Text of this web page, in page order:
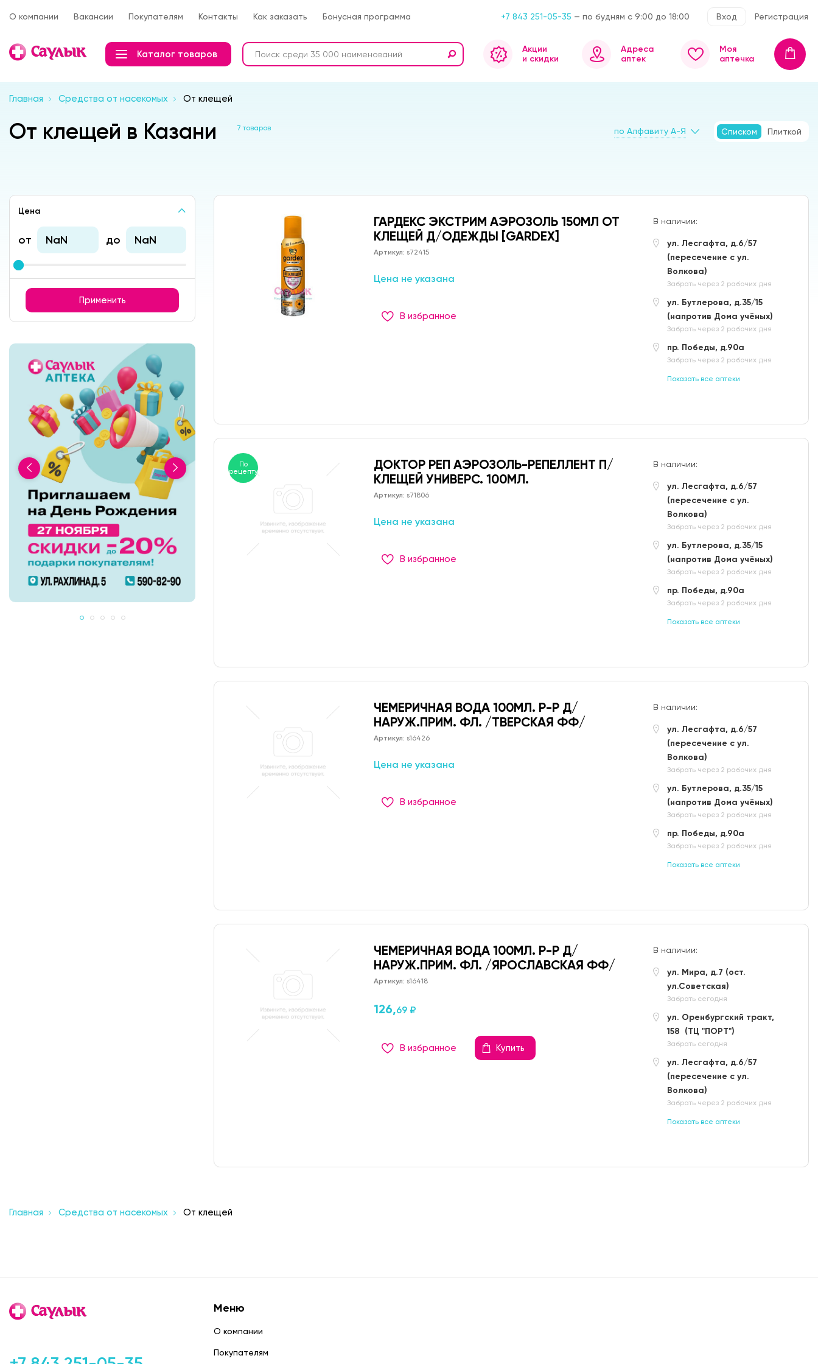
О компании Вакансии Покупателям Контакты Как заказать Бонусная программа +7 843 251-05-35 — по будням с 9:00 до 18:00 Вход Регистрация
Каталог товаров
Акции
и скидки
Адреса
аптек
Моя
аптечка
Главная Средства от насекомых От клещей
От клещей в Казани 7 товаров по Алфавиту А-Я Списком Плиткой
Цена
от до
Применить
ГАРДЕКС ЭКСТРИМ АЭРОЗОЛЬ 150МЛ ОТ
КЛЕЩЕЙ Д/ОДЕЖДЫ [GARDEX]
Артикул: s72415
Цена не указана
В избранное
В наличии:
ул. Лесгафта, д.6/57
(пересечение с ул.
Волкова)
Забрать через 2 рабочих дня
ул. Бутлерова, д.35/15
(напротив Дома учёных)
Забрать через 2 рабочих дня
пр. Победы, д.90а
Забрать через 2 рабочих дня
Показать все аптеки
По
рецепту
ДОКТОР РЕП АЭРОЗОЛЬ-РЕПЕЛЛЕНТ П/
КЛЕЩЕЙ УНИВЕРС. 100МЛ.
Артикул: s71806
Цена не указана
В избранное
В наличии:
ул. Лесгафта, д.6/57
(пересечение с ул.
Волкова)
Забрать через 2 рабочих дня
ул. Бутлерова, д.35/15
(напротив Дома учёных)
Забрать через 2 рабочих дня
пр. Победы, д.90а
Забрать через 2 рабочих дня
Показать все аптеки
ЧЕМЕРИЧНАЯ ВОДА 100МЛ. Р-Р Д/
НАРУЖ.ПРИМ. ФЛ. /ТВЕРСКАЯ ФФ/
Артикул: s16426
Цена не указана
В избранное
В наличии:
ул. Лесгафта, д.6/57
(пересечение с ул.
Волкова)
Забрать через 2 рабочих дня
ул. Бутлерова, д.35/15
(напротив Дома учёных)
Забрать через 2 рабочих дня
пр. Победы, д.90а
Забрать через 2 рабочих дня
Показать все аптеки
ЧЕМЕРИЧНАЯ ВОДА 100МЛ. Р-Р Д/
НАРУЖ.ПРИМ. ФЛ. /ЯРОСЛАВСКАЯ ФФ/
Артикул: s16418
126,69 ₽
В избранное Купить
В наличии:
ул. Мира, д.7 (ост.
ул.Советская)
Забрать сегодня
ул. Оренбургский тракт,
158 (ТЦ "ПОРТ")
Забрать сегодня
ул. Лесгафта, д.6/57
(пересечение с ул.
Волкова)
Забрать через 2 рабочих дня
Показать все аптеки
Главная Средства от насекомых От клещей
Меню
О компании
Покупателям